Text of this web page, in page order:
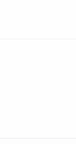
döntésről.